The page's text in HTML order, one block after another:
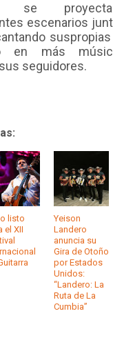
se
escenarios
sus
en más
seguidores.
listo
el XII
Yeison
Landero
anuncia su
Gira de Otoño
por Estados
Unidos:
“Landero: La
Ruta de La
Cumbia”